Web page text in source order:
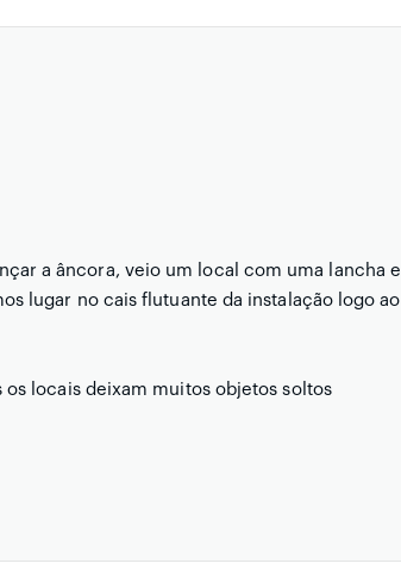
a âncora, veio um local com uma lancha e
lugar no cais flutuante da instalação logo ao
locais deixam muitos objetos soltos